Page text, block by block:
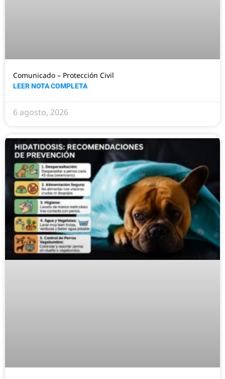
Comunicado – Protección Civil
LEER NOTA COMPLETA
6 agosto, 2026